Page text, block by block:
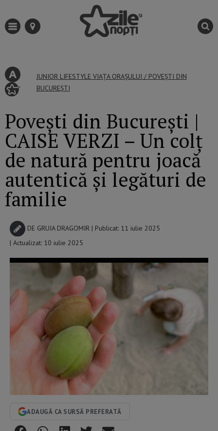
JUNIOR LIFESTYLE VIAȚA ORAȘULUI / POVEȘTI DIN
BUCUREȘTI
Povești din București |
CAISE VERZI – Un colț
de natură pentru joacă
autentică și legături de
familie
DE GRUIA DRAGOMIR | Publicat: 11 iulie 2025
| Actualizat: 10 iulie 2025
ADAUGĂ CA SURSĂ PREFERATĂ